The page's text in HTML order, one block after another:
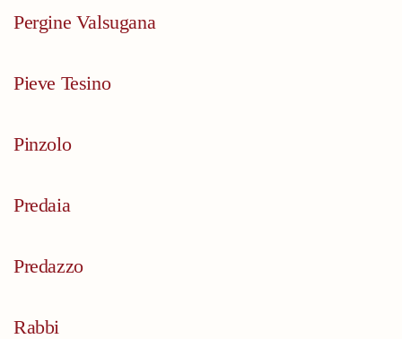
Pergine Valsugana
Pieve Tesino
Pinzolo
Predaia
Predazzo
Rabbi